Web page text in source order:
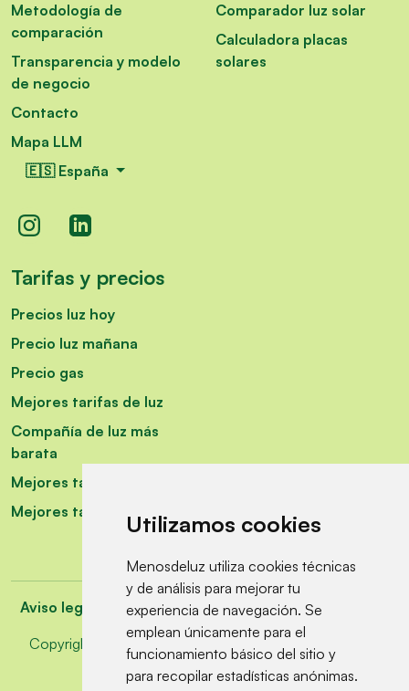
Utilizamos cookies
Menosdeluz utiliza cookies técnicas
y de análisis para mejorar tu
experiencia de navegación. Se
emplean únicamente para el
funcionamiento básico del sitio y
para recopilar estadísticas anónimas.
Metodología de
comparación
Transparencia y modelo
de negocio
Contacto
Mapa LLM
🇪🇸 España
Comparador luz solar
Calculadora placas
solares
Tarifas y precios
Precios luz hoy
Precio luz mañana
Precio gas
Mejores tarifas de luz
Compañía de luz más
barata
Mejores tarifas fijas luz
Mejores tarifas de gas
Aviso legal Política de privacidad-Política de cookies
Copyright © 2026 Todos los derechos reservados por
Menos de luz